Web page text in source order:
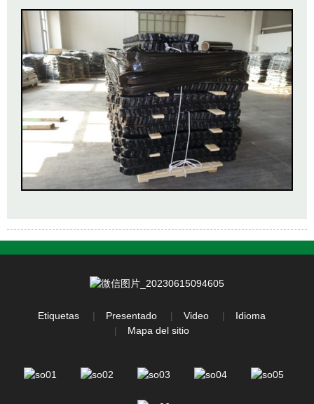
Etiquetas Presentado Video
Idioma
Mapa del sitio